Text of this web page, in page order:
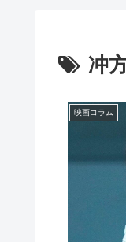
冲
映画コラム